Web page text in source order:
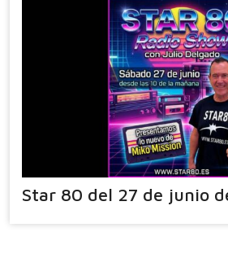
Star 80 del 27 de junio